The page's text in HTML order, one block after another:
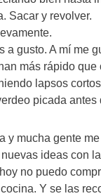
Sacar y revolver.
gusto. A mí me
más rápido
lapsos
picada antes
mucha gente
ideas con
no puedo
Y se las